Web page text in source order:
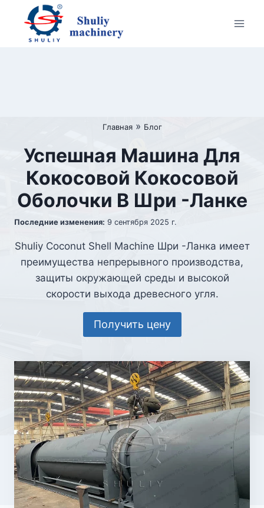
Перейти
содержимому
Главная» Блог
Успешная Машина Для
Кокосовой Кокосовой
Оболочки В Шри -Ланке
Последние изменения: 9 сентября 2025 г.
Shuliy Coconut Shell Machine Шри -Ланка имеет
преимущества непрерывного производства,
защиты окружающей среды и высокой
скорости выхода древесного угля.
Получить цену